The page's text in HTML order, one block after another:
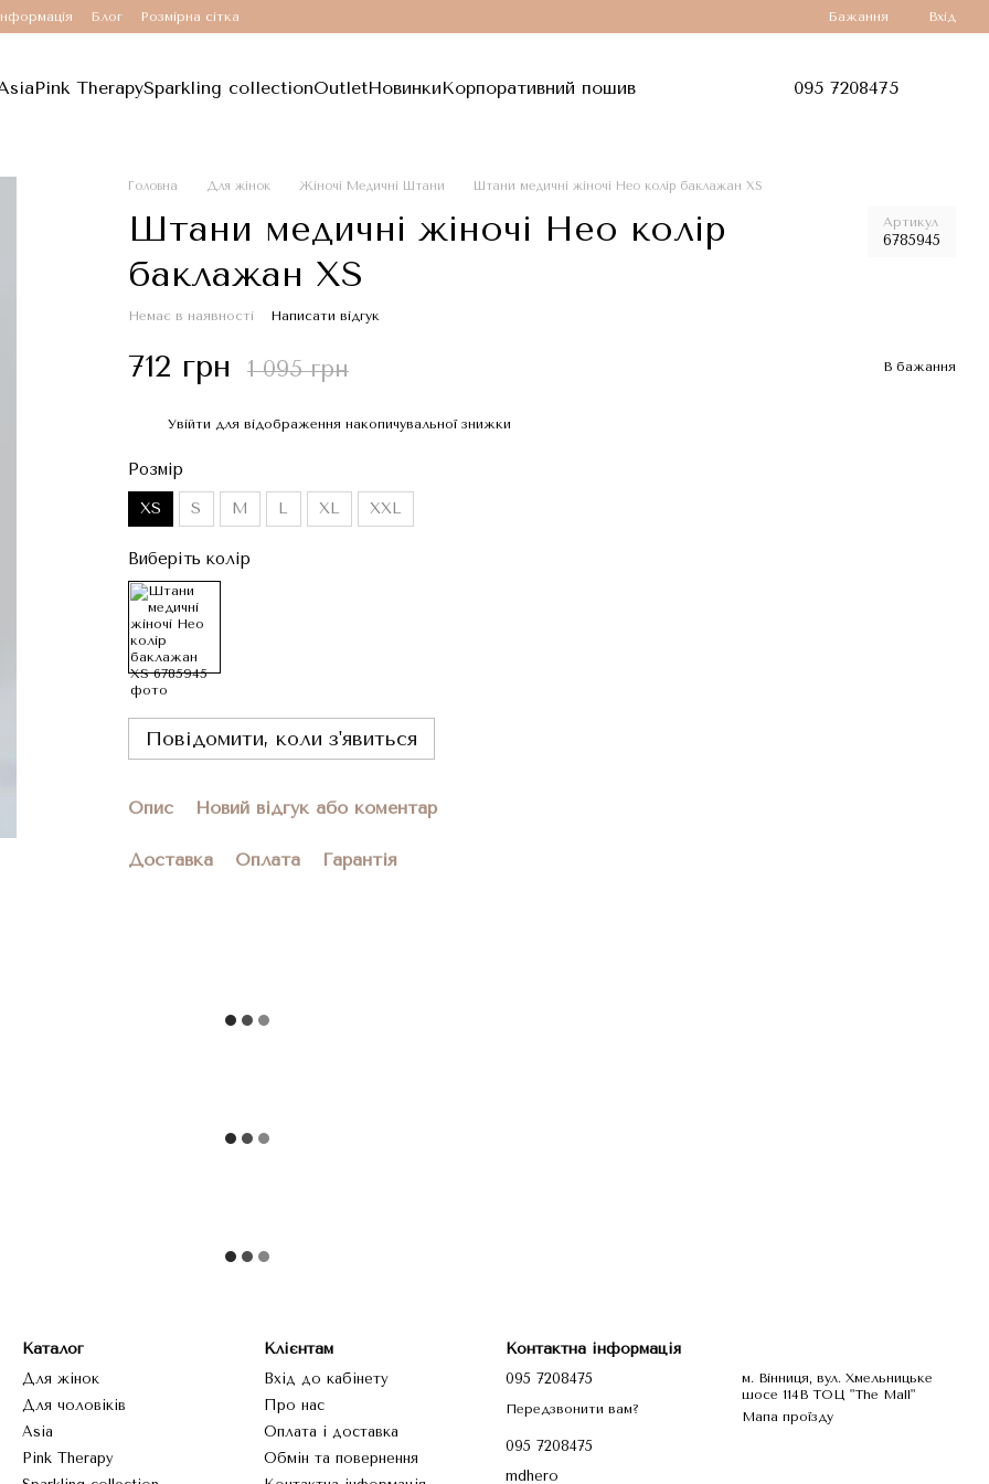
Блог Розмірна сітка Бажання Вхід
Pink TherapySparkling collectionOutletНовинкиКорпоративний пошив 095 7208475
Головна Для жінок Жіночі Медичні Штани Штани медичні жіночі Нео колір баклажан XS
Штани медичні жіночі Нео колір
баклажан XS
Артикул
6785945
Немає в наявності Написати відгук
712 грн 1 095 грн В бажання
Увійти для відображення накопичувальної знижки
Розмір
XS S M L XL XXL
Виберіть колір
Повідомити, коли з'явиться
Опис Новий відгук або коментар
Доставка Оплата Гарантія
Каталог
Для жінок
Для чоловіків
Asia
Pink Therapy
Клієнтам
Вхід до кабінету
Про нас
Оплата і доставка
Обмін та повернення
Контактна інформація
095 7208475
Передзвонити вам?
095 7208475
mdhero
м. Вінниця, вул. Хмельницьке
шосе 114В ТОЦ "The Mall"
Мапа проїзду